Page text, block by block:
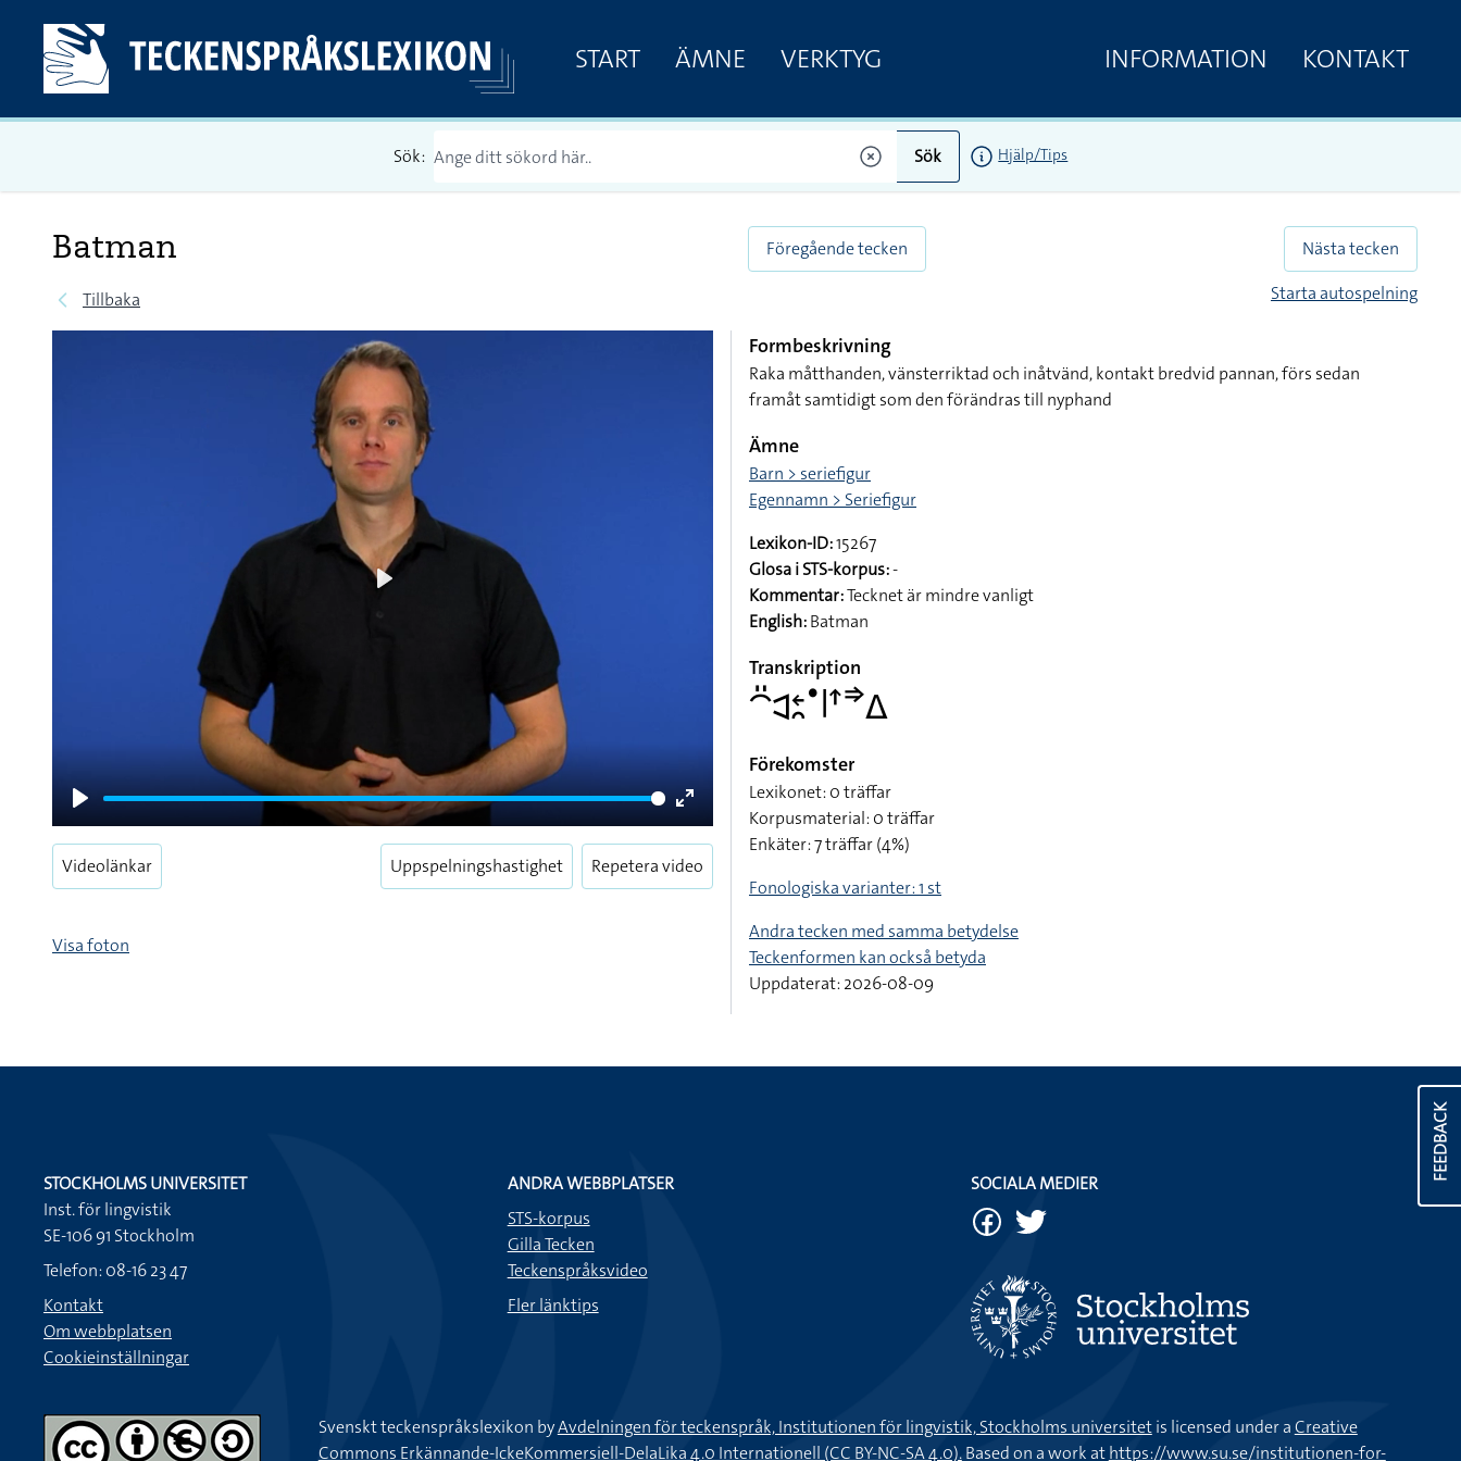
START ÄMNE VERKTYG INFORMATION KONTAKT
Sök: Sök Hjälp/Tips
Batman
Tillbaka
Föregående tecken
Nästa tecken
Starta autospelning
Play
Enter
fullscreen
Videolänkar Uppspelningshastighet Repetera video
Visa foton
Formbeskrivning
Raka måtthanden, vänsterriktad och inåtvänd, kontakt bredvid pannan, förs sedan
framåt samtidigt som den förändras till nyphand
Ämne
Barn > seriefigur
Egennamn > Seriefigur
Lexikon-ID:15267
Glosa i STS-korpus:-
Kommentar:Tecknet är mindre vanligt
English:Batman
Transkription
􌤃􌤺􌥉􌥓􌥘􌤟􌥼􌦃􌦆􌤩
Förekomster
Lexikonet: 0 träffar
Korpusmaterial: 0 träffar
Enkäter: 7 träffar (4%)
Fonologiska varianter: 1 st
Andra tecken med samma betydelse
Teckenformen kan också betyda
Uppdaterat: 2026-08-09
FEEDBACK
STOCKHOLMS UNIVERSITET
Inst. för lingvistik
SE-106 91 Stockholm
Telefon: 08-16 23 47
Kontakt
Om webbplatsen
Cookieinställningar
ANDRA WEBBPLATSER
STS-korpus
Gilla Tecken
Teckenspråksvideo
Fler länktips
SOCIALA MEDIER
Svenskt teckenspråkslexikon byAvdelningen för teckenspråk, Institutionen för lingvistik, Stockholms universitetis licensed under aCreative
Commons Erkännande-IckeKommersiell-DelaLika 4.0 Internationell (CC BY-NC-SA 4.0).Based on a work athttps://www.su.se/institutionen-for-